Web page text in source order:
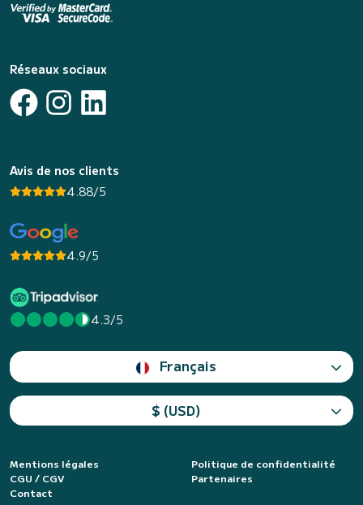
Réseaux sociaux
Avis de nos clients
4.88/5
4.9/5
4.3/5
Français
$ (USD)
Mentions légales
Politique de confidentialité
CGU / CGV
Partenaires
Contact